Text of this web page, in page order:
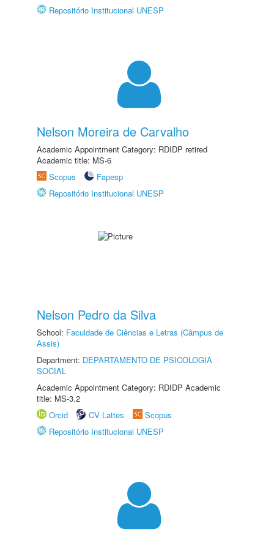
Repositório Institucional UNESP
Nelson Moreira de Carvalho
Academic Appointment Category: RDIDP retired
Academic title: MS-6
Scopus
Fapesp
Repositório Institucional UNESP
Nelson Pedro da Silva
School: Faculdade de Ciências e Letras (Câmpus de
Assis)
Department: DEPARTAMENTO DE PSICOLOGIA
SOCIAL
Academic Appointment Category: RDIDP Academic
title: MS-3.2
Orcid
CV Lattes
Scopus
Repositório Institucional UNESP